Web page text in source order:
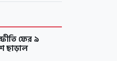
ফের ৯
ছাড়াল